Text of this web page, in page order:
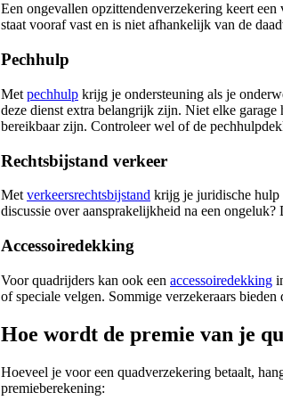
Een ongevallen opzittendenverzekering keert
staat vooraf vast en is niet afhankelijk van de
Pechhulp
Met pechhulp krijg je ondersteuning als je
deze dienst extra belangrijk zijn. Niet elke
bereikbaar zijn. Controleer wel of de
Rechtsbijstand verkeer
Met verkeersrechtsbijstand krijg je juridische hulp
discussie over aansprakelijkheid na een
Accessoiredekking
Voor quadrijders kan ook een accessoiredekking
of speciale velgen. Sommige verzekeraars
Hoe wordt de premie van je
Hoeveel je voor een quadverzekering betaalt,
premieberekening: